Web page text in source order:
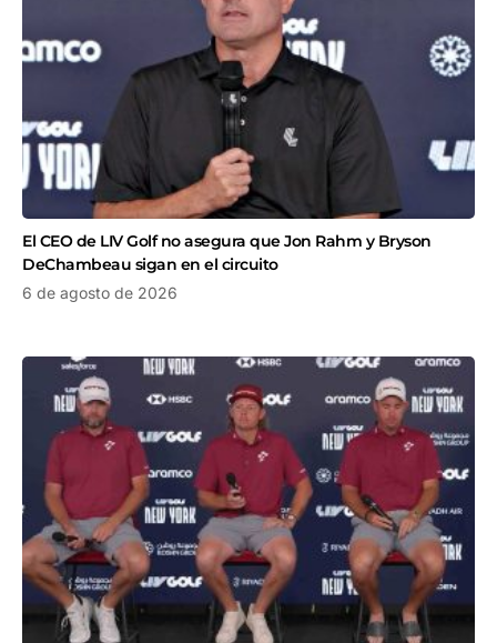
El CEO de LIV Golf no asegura que Jon Rahm y Bryson
DeChambeau sigan en el circuito
6 de agosto de 2026